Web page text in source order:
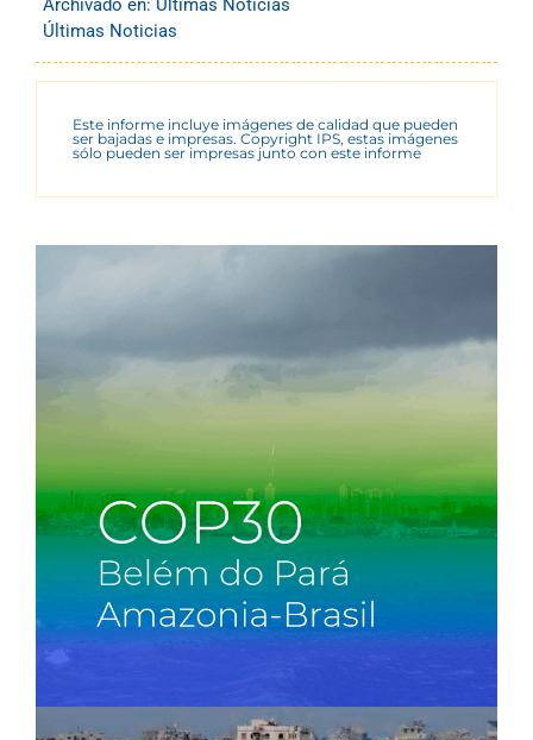
Archivado en: Últimas Noticias
Últimas Noticias
Este informe incluye imágenes de calidad que pueden
ser bajadas e impresas. Copyright IPS, estas imágenes
sólo pueden ser impresas junto con este informe